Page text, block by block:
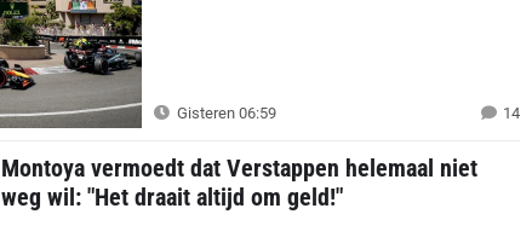
Gisteren 06:59 14
Montoya vermoedt dat Verstappen helemaal niet
weg wil: "Het draait altijd om geld!"